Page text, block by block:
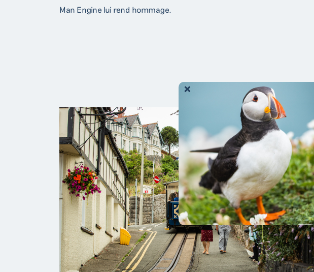
Contactez
Pour toute question ou demande
demande de devis ou à
09 70 71 80 00
Man Engine lui rend hommage.